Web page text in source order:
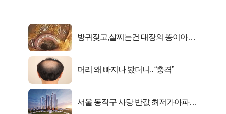
방귀잦고,살찌는건 대장의 똥이아니
머리 왜 빠지나 봤더니.. “충격”
서울 동작구 사당 반값 최저가아파트